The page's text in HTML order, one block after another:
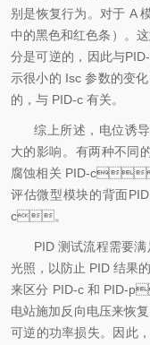
别是恢复行为。对于 A
中的黑色和红色条）。
分是可逆的，因此与
示很小的 Isc 参数的变化
的，与 PID-c 有关。
综上所述，电位诱
大的影响。有两种不同
腐蚀相关 PID-c
评估微型模块的背面
c。
PID 测试流程需要满足
光照，以防止 PID 结果的
来区分 PID-c 和 PID-
电站施加反向电压来恢复
可逆的功率损失。因此